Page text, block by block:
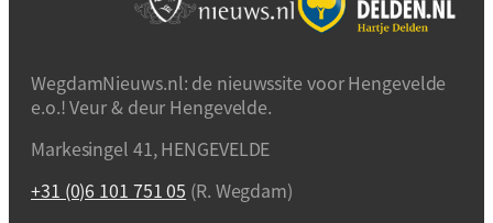
WegdamNieuws.nl: de nieuwssite voor Hengevelde
e.o.! Veur & deur Hengevelde.
Markesingel 41, HENGEVELDE
+31 (0)6 101 751 05 (R. Wegdam)